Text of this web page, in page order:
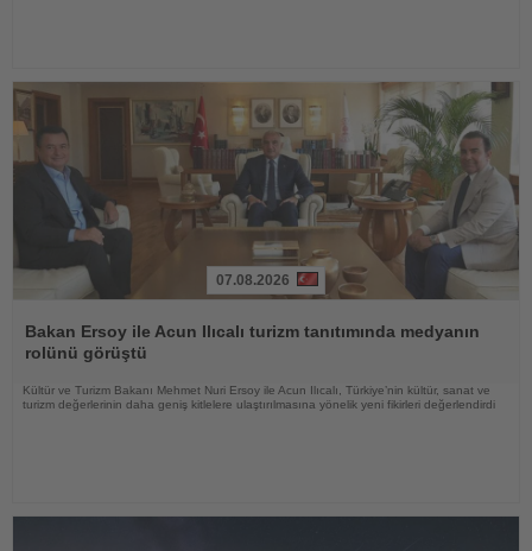
Oku
07.08.2026
Bakan Ersoy ile Acun Ilıcalı turizm tanıtımında medyanın
rolünü görüştü
Kültür ve Turizm Bakanı Mehmet Nuri Ersoy ile Acun Ilıcalı, Türkiye’nin kültür, sanat ve
turizm değerlerinin daha geniş kitlelere ulaştırılmasına yönelik yeni fikirleri değerlendirdi